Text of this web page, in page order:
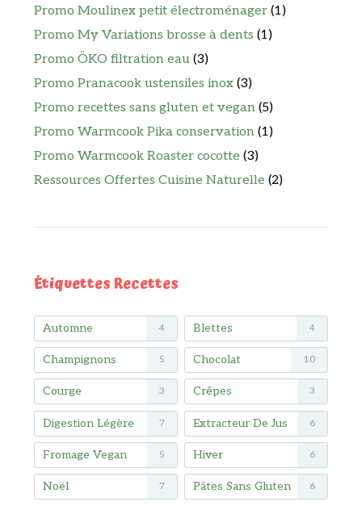
Promo Moulinex petit électroménager (1)
Promo My Variations brosse à dents (1)
Promo ÖKO filtration eau (3)
Promo Pranacook ustensiles inox (3)
Promo recettes sans gluten et vegan (5)
Promo Warmcook Pika conservation (1)
Promo Warmcook Roaster cocotte (3)
Ressources Offertes Cuisine Naturelle (2)
Étiquettes Recettes
Automne 4 Blettes 4
Champignons 5 Chocolat 10
Courge 3 Crêpes 3
Digestion Légère 7 Extracteur De Jus 6
Fromage Vegan 5 Hiver 6
Noël 7 Pâtes Sans Gluten 6